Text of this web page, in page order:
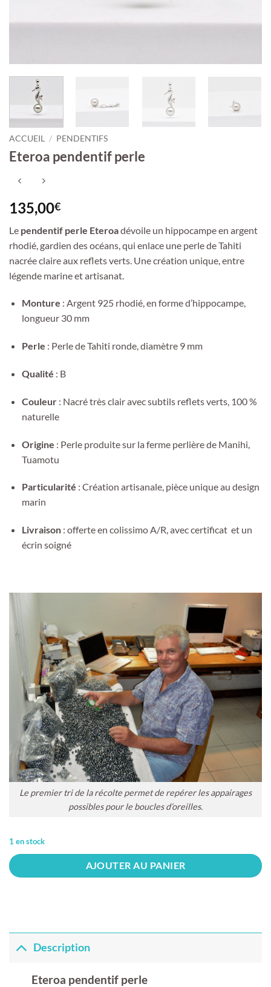
ACCUEIL / PENDENTIFS
Eteroa pendentif perle
135,00€
Le pendentif perle Eteroadévoile un hippocampe en argent
rhodié, gardien des océans, qui enlace une perle de Tahiti
nacrée claire aux reflets verts. Une création unique, entre
légende marine et artisanat.
Monture : Argent 925 rhodié, en forme d’hippocampe,
longueur 30 mm
Perle : Perle de Tahiti ronde, diamètre 9 mm
Qualité : B
Couleur: Nacré très clair avec subtils reflets verts, 100 %
naturelle
Origine : Perle produite sur la ferme perlière de Manihi,
Tuamotu
Particularité : Création artisanale, pièce unique au design
marin
Livraison: offerte en colissimo A/R, avec certificat et un
écrin soigné
Le premier tri de la récolte permet de repérer les appairages
possibles pour le boucles d’oreilles.
1 en stock
AJOUTER AU PANIER
Description
Eteroa pendentif perle